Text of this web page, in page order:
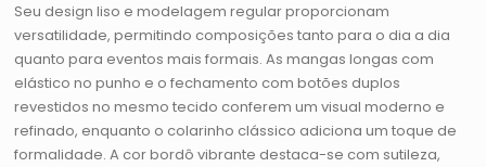
Seu design liso e modelagem regular proporcionam
versatilidade, permitindo composições tanto para o dia a dia
quanto para eventos mais formais. As mangas longas com
elástico no punho e o fechamento com botões duplos
revestidos no mesmo tecido conferem um visual moderno e
refinado, enquanto o colarinho clássico adiciona um toque de
formalidade. A cor bordô vibrante destaca-se com sutileza,